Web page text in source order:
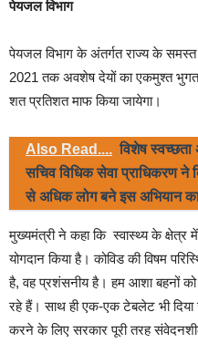
पेयजल विभाग
पेयजल विभाग के अंतर्गत राज्य के समस्त
2021 तक अवशेष देयों का एकमुश्त
शत प्रतिशत माफ किया जायेगा।
Also Read.... विशेष स्वच्छता
सचिव विधिक सेवा प्राधिकरण ने
से अधिक लोग बने इस अभियान
मुख्यमंत्री ने कहा कि स्वास्थ्य के क्षेत्र
योगदान किया है। कोविड की विषम
है, वह प्रशंसनीय है। हम आशा बहनों को
रहे हैं। साथ ही एक-एक टेबलेट भी
करने के लिए सरकार पूरी तरह